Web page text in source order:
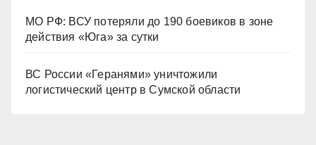
МО РФ: ВСУ потеряли до 190 боевиков в зоне
действия «Юга» за сутки
ВС России «Геранями» уничтожили
логистический центр в Сумской области